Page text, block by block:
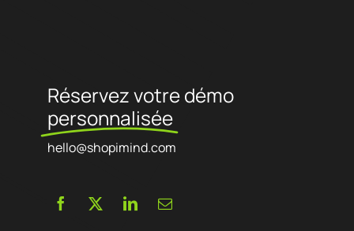
Réservez votre démo
personnalisée
hello@shopimind.com